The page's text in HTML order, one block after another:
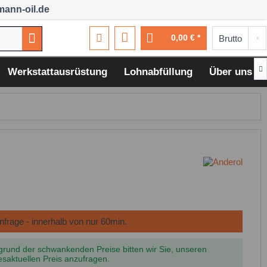
oil.de
0,00 € *
Werkstattausrüstung Lohnabfüllung Über uns 
der schwankenden Preise bitten wir Sie, unseren
Preis anzufragen.